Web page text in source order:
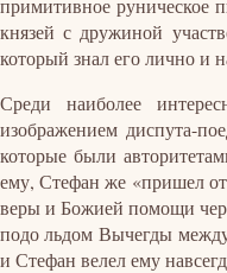
примитивное руническое
князей с дружиной
который знал его лично и
Среди наиболее
изображением диспута-
которые были
ему, Стефан же «пришел
веры и Божией помощи
подо льдом Вычегды
и Стефан велел ему